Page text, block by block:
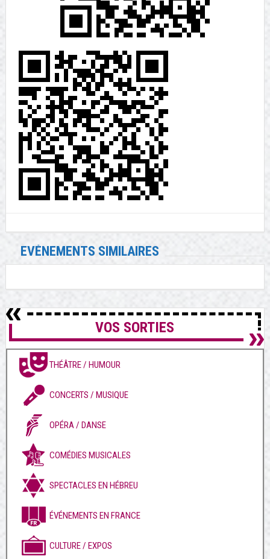
EVÉNEMENTS SIMILAIRES
VOS SORTIES
THÉÂTRE / HUMOUR
CONCERTS / MUSIQUE
OPÉRA / DANSE
COMÉDIES MUSICALES
SPECTACLES EN HÉBREU
ÉVÉNEMENTS EN FRANCE
CULTURE / EXPOS